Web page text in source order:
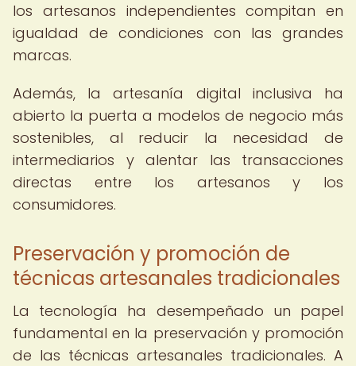
los artesanos independientes compitan en
igualdad de condiciones con las grandes
marcas.
Además, la artesanía digital inclusiva ha
abierto la puerta a modelos de negocio más
sostenibles, al reducir la necesidad de
intermediarios y alentar las transacciones
directas entre los artesanos y los
consumidores.
Preservación y promoción de
técnicas artesanales tradicionales
La tecnología ha desempeñado un papel
fundamental en la preservación y promoción
de las técnicas artesanales tradicionales. A